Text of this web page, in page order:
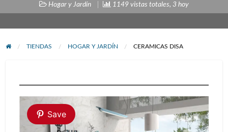
Hogar y Jardín 1149 vistas totales, 3 hoy
TIENDAS HOGAR Y JARDÍN CERAMICAS DISA
Save